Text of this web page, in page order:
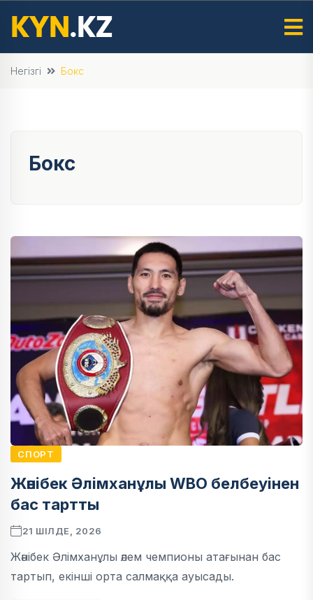
Негізгі Бокс
Бокс
СПОРТ
Жәнібек Әлімханұлы WBO белбеуінен
бас тартты
21 ШІЛДЕ, 2026
Жәнібек Әлімханұлы әлем чемпионы атағынан бас
тартып, екінші орта салмаққа ауысады.